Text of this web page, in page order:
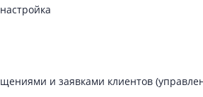
и заявками клиентов